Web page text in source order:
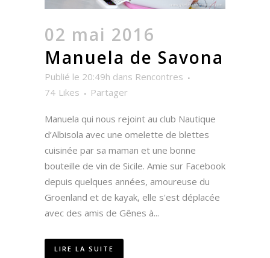
02 mai 2016
Manuela de Savona
Publié le 20:49h dans Rencontres
74 Likes Partager
Manuela qui nous rejoint au club Nautique
d’Albisola avec une omelette de blettes
cuisinée par sa maman et une bonne
bouteille de vin de Sicile. Amie sur Facebook
depuis quelques années, amoureuse du
Groenland et de kayak, elle s'est déplacée
avec des amis de Gênes à...
LIRE LA SUITE